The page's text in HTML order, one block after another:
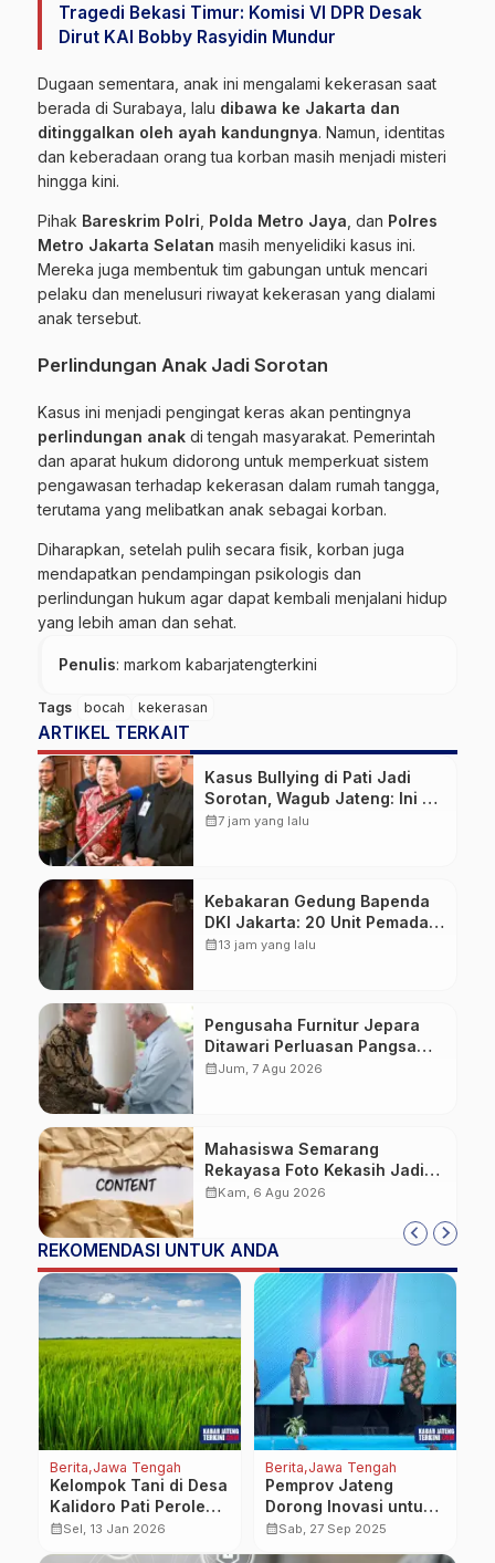
Tragedi Bekasi Timur: Komisi VI DPR Desak
Dirut KAI Bobby Rasyidin Mundur
Dugaan sementara, anak ini mengalami kekerasan saat
berada di Surabaya, lalu dibawa ke Jakarta dan
ditinggalkan oleh ayah kandungnya. Namun, identitas
dan keberadaan orang tua korban masih menjadi misteri
hingga kini.
Pihak Bareskrim Polri Polda Metro Jaya , dan Polres
Metro Jakarta Selatan masih menyelidiki kasus ini.
Mereka juga membentuk tim gabungan untuk mencari
pelaku dan menelusuri riwayat kekerasan yang dialami
anak tersebut.
Perlindungan Anak Jadi Sorotan
Kasus ini menjadi pengingat keras akan pentingnya
perlindungan anak di tengah masyarakat. Pemerintah
dan aparat hukum didorong untuk memperkuat sistem
pengawasan terhadap kekerasan dalam rumah tangga,
terutama yang melibatkan anak sebagai korban.
Diharapkan, setelah pulih secara fisik, korban juga
mendapatkan pendampingan psikologis dan
perlindungan hukum agar dapat kembali menjalani hidup
yang lebih aman dan sehat.
Penulis: markom kabarjatengterkini
Tags bocah kekerasan
ARTIKEL TERKAIT
Kasus Bullying di Pati Jadi
Sorotan, Wagub Jateng: Ini PR
Bersama
calendar_month7 jam yang lalu
Kebakaran Gedung Bapenda
DKI Jakarta: 20 Unit Pemadam
dan 3 Bronto Skylift
calendar_month13 jam yang lalu
Pengusaha Furnitur Jepara
Ditawari Perluasan Pangsa
Pasar Hingga ke IKN
calendar_monthJum, 7 Agu 2026
Mahasiswa Semarang
Rekayasa Foto Kekasih Jadi
Konten Cabul karena Sakit
calendar_monthKam, 6 Agu 2026
REKOMENDASI UNTUK ANDA
Berita Jawa Tengah
Kelompok Tani di Desa
Kalidoro Pati Peroleh
Bantuan Alsintan
calendar_monthSel, 13 Jan 2026
Berita Jawa Tengah
Pemprov Jateng
Dorong Inovasi untuk
Terobosan Sektor
calendar_monthSab, 27 Sep 2025